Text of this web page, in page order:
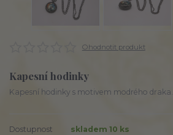
Ohodnotit produkt
Kapesní hodinky
Kapesní hodinky s motivem modrého draka.
Dostupnost skladem 10 ks